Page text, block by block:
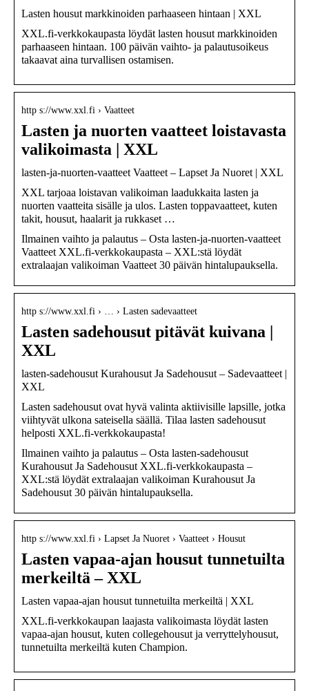
Lasten housut markkinoiden parhaaseen hintaan | XXL
XXL.fi-verkkokaupasta löydät lasten housut markkinoiden
parhaaseen hintaan. 100 päivän vaihto- ja palautusoikeus
takaavat aina turvallisen ostamisen.
http s://www.xxl.fi › Vaatteet
Lasten ja nuorten vaatteet loistavasta
valikoimasta | XXL
lasten-ja-nuorten-vaatteet Vaatteet – Lapset Ja Nuoret | XXL
XXL tarjoaa loistavan valikoiman laadukkaita lasten ja
nuorten vaatteita sisälle ja ulos. Lasten toppavaatteet, kuten
takit, housut, haalarit ja rukkaset …
Ilmainen vaihto ja palautus – Osta lasten-ja-nuorten-vaatteet
Vaatteet XXL.fi-verkkokaupasta – XXL:stä löydät
extralaajan valikoiman Vaatteet 30 päivän hintalupauksella.
http s://www.xxl.fi › … › Lasten sadevaatteet
Lasten sadehousut pitävät kuivana |
XXL
lasten-sadehousut Kurahousut Ja Sadehousut – Sadevaatteet |
XXL
Lasten sadehousut ovat hyvä valinta aktiivisille lapsille, jotka
viihtyvät ulkona sateisella säällä. Tilaa lasten sadehousut
helposti XXL.fi-verkkokaupasta!
Ilmainen vaihto ja palautus – Osta lasten-sadehousut
Kurahousut Ja Sadehousut XXL.fi-verkkokaupasta –
XXL:stä löydät extralaajan valikoiman Kurahousut Ja
Sadehousut 30 päivän hintalupauksella.
http s://www.xxl.fi › Lapset Ja Nuoret › Vaatteet › Housut
Lasten vapaa-ajan housut tunnetuilta
merkeiltä – XXL
Lasten vapaa-ajan housut tunnetuilta merkeiltä | XXL
XXL.fi-verkkokaupan laajasta valikoimasta löydät lasten
vapaa-ajan housut, kuten collegehousut ja verryttelyhousut,
tunnetuilta merkeiltä kuten Champion.